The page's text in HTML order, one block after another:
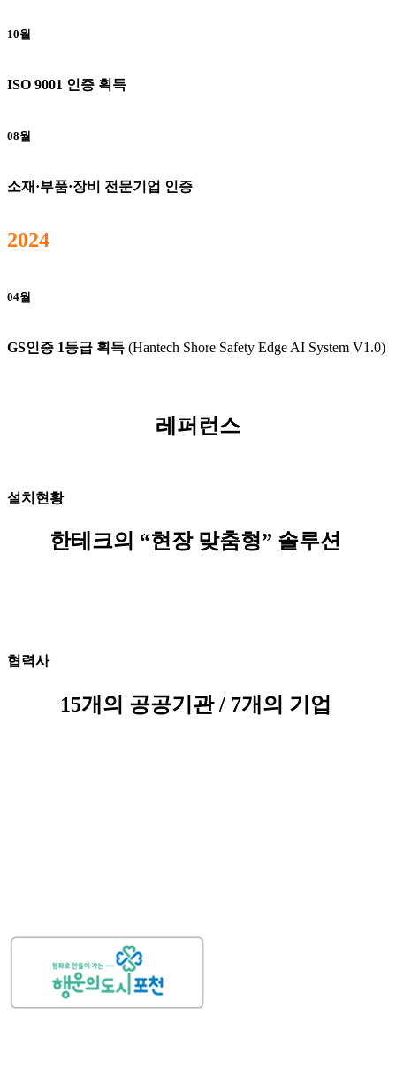
10월
ISO 9001 인증 획득
08월
소재·부품·장비 전문기업 인증
2024
04월
GS인증 1등급 획득 (Hantech Shore Safety Edge AI System V1.0)
레퍼런스
설치현황
한테크의 “현장 맞춤형” 솔루션
협력사
15개의 공공기관 / 7개의 기업